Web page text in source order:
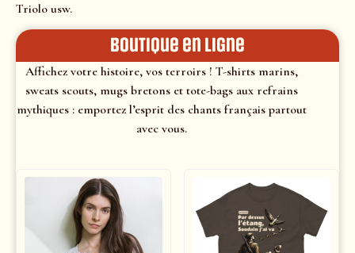
Triolo usw.
Boutique en ligne
Affichez votre histoire, vos terroirs ! T-shirts marins,
sweats scouts, mugs bretons et tote-bags aux refrains
mythiques : emportez l’esprit des chants français partout
avec vous.